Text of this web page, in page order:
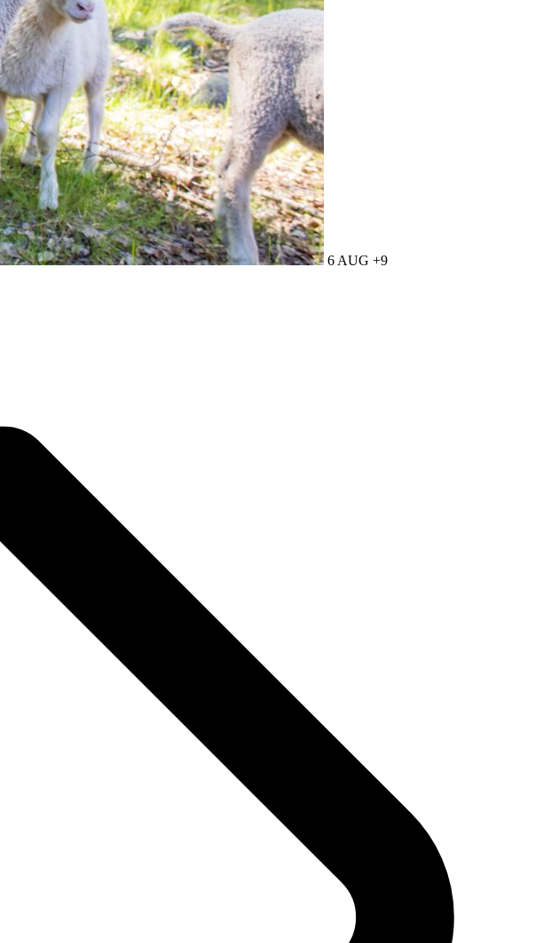
6 AUG +9